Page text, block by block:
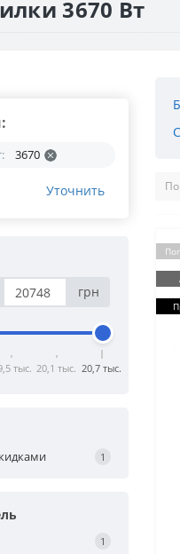
3670 Вт
3670
Уточнить
грн
тыс. 20,1 тыс. 20,7 тыс.
1
1